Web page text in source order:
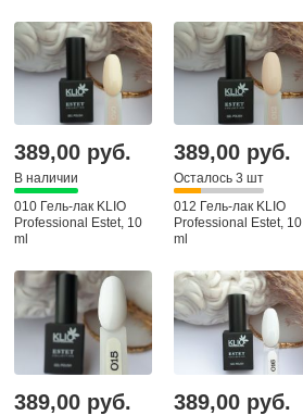
389,00 руб.
В наличии
010 Гель-лак KLIO
Professional Estet, 10
ml
389,00 руб.
Осталось 3 шт
012 Гель-лак KLIO
Professional Estet, 10
ml
389,00 руб. 389,00 руб.